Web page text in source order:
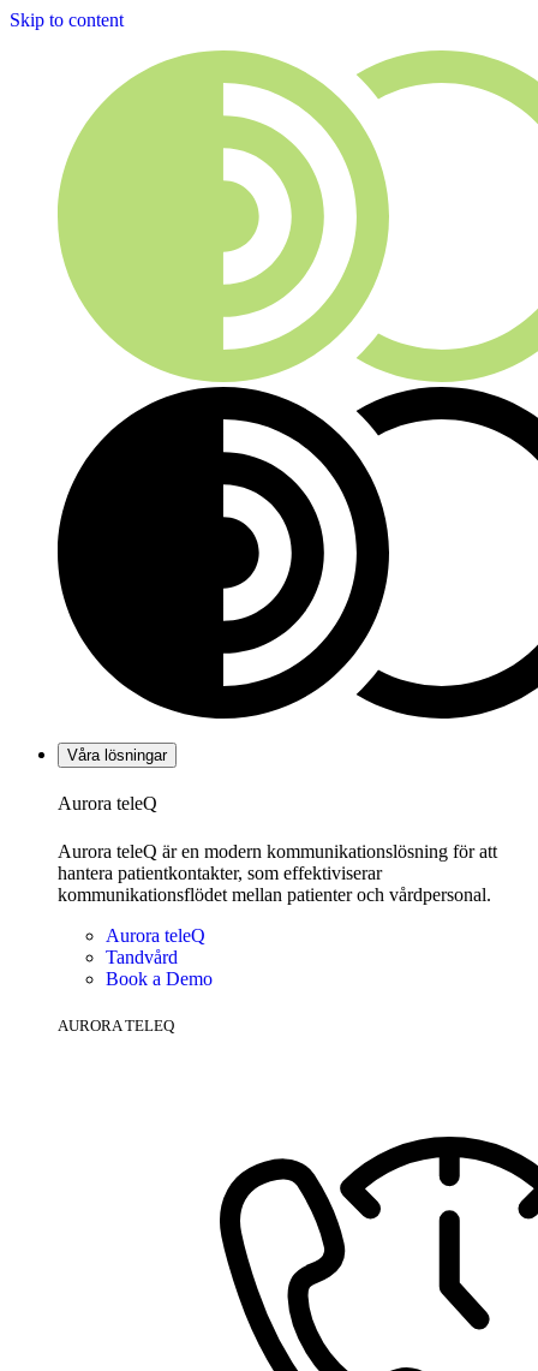
Skip to content
Våra lösningar
Aurora teleQ
Aurora teleQ är en modern kommunikationslösning för att
hantera patientkontakter, som effektiviserar
kommunikationsflödet mellan patienter och vårdpersonal.
Aurora teleQ
Tandvård
Book a Demo
AURORA TELEQ